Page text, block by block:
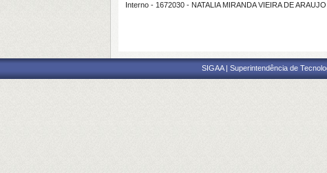
Interno - 1672030 - NATALIA MIRANDA VIEIRA DE ARAUJO
SIGAA | Superintendência de